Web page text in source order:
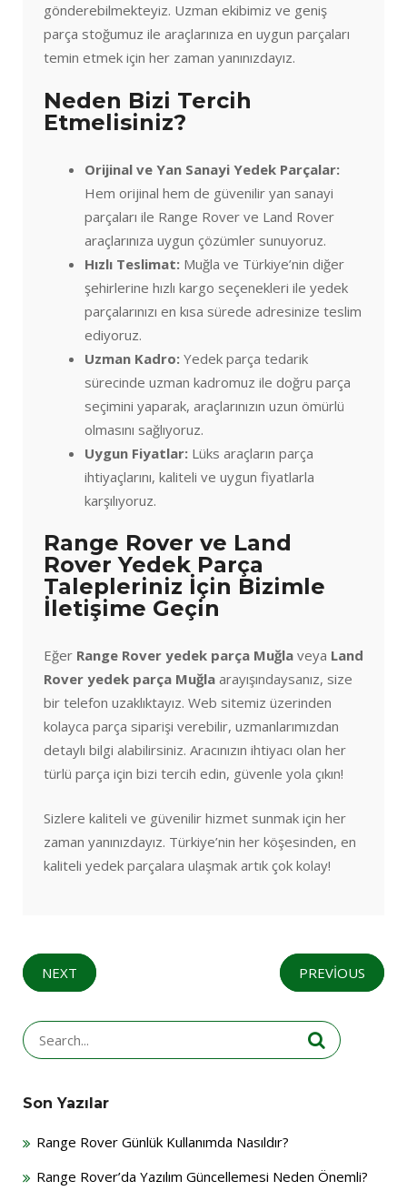
gönderebilmekteyiz. Uzman ekibimiz ve geniş
parça stoğumuz ile araçlarınıza en uygun parçaları
temin etmek için her zaman yanınızdayız.
Neden Bizi Tercih
Etmelisiniz?
Orijinal ve Yan Sanayi Yedek Parçalar:
Hem orijinal hem de güvenilir yan sanayi
parçaları ile Range Rover ve Land Rover
araçlarınıza uygun çözümler sunuyoruz.
Hızlı Teslimat: Muğla ve Türkiye’nin diğer
şehirlerine hızlı kargo seçenekleri ile yedek
parçalarınızı en kısa sürede adresinize teslim
ediyoruz.
Uzman Kadro: Yedek parça tedarik
sürecinde uzman kadromuz ile doğru parça
seçimini yaparak, araçlarınızın uzun ömürlü
olmasını sağlıyoruz.
Uygun Fiyatlar: Lüks araçların parça
ihtiyaçlarını, kaliteli ve uygun fiyatlarla
karşılıyoruz.
Range Rover ve Land
Rover Yedek Parça
Talepleriniz İçin Bizimle
İletişime Geçin
Eğer Range Rover yedek parça Muğla veya Land
Rover yedek parça Muğla arayışındaysanız, size
bir telefon uzaklıktayız. Web sitemiz üzerinden
kolayca parça siparişi verebilir, uzmanlarımızdan
detaylı bilgi alabilirsiniz. Aracınızın ihtiyacı olan her
türlü parça için bizi tercih edin, güvenle yola çıkın!
Sizlere kaliteli ve güvenilir hizmet sunmak için her
zaman yanınızdayız. Türkiye’nin her köşesinden, en
kaliteli yedek parçalara ulaşmak artık çok kolay!
NEXT PREVIOUS
Search
for:
Son Yazılar
Range Rover Günlük Kullanımda Nasıldır?
Range Rover’da Yazılım Güncellemesi Neden Önemli?